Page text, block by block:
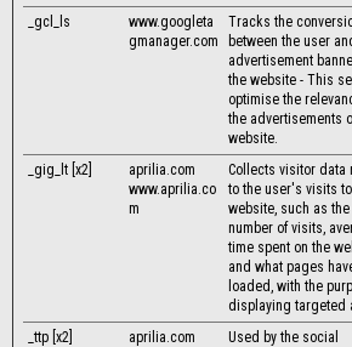
_gcl_ls
www.googleta
gmanager.com
Tracks the
between the user
advertisement
the website - This
optimise the
the advertisements
website.
_gig_lt [x2]
aprilia.com
www.aprilia.co
m
Collects visitor data
to the user's visits
website, such as the
number of visits,
time spent on the
and what pages
loaded, with the
displaying targeted
_ttp [x2]
aprilia.com
Used by the social